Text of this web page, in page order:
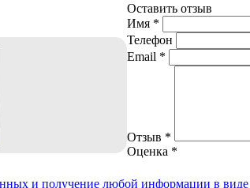
Оставить отзыв
Имя *
Телефон
Email *
Отзыв *
Оценка *
и получение любой информации в